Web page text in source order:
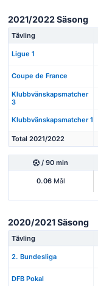
2021/2022 Säsong
Tävling
Ligue 1
Coupe de France
Klubbvänskapsmatcher
3
Klubbvänskapsmatcher 1
Total 2021/2022
/ 90 min
0.06Mål
2020/2021 Säsong
Tävling
2. Bundesliga
DFB Pokal